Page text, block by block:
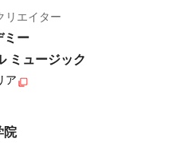
リエイター
ミー
ミュージック
ア
院